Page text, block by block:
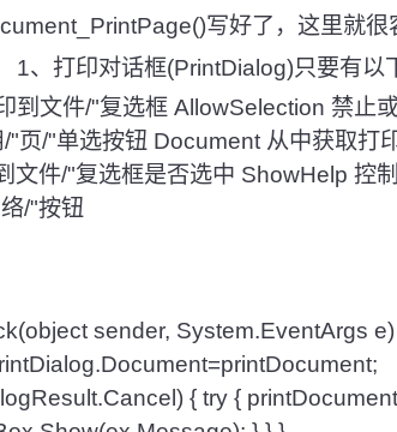
写好了，这里就很
打印对话框(PrintDialog)只要有以
到文件/"复选框 AllowSelection 禁止
页/"单选按钮 Document 从中获取打
文件/"复选框是否选中 ShowHelp 控
/"按钮
sender, System.EventArgs
{ try {